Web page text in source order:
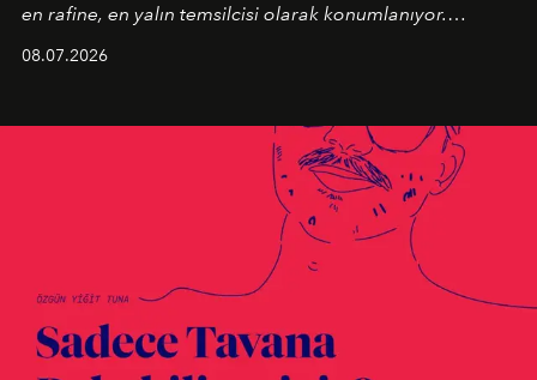
en rafine, en yalın temsilcisi olarak konumlanıyor.
08.07.2026